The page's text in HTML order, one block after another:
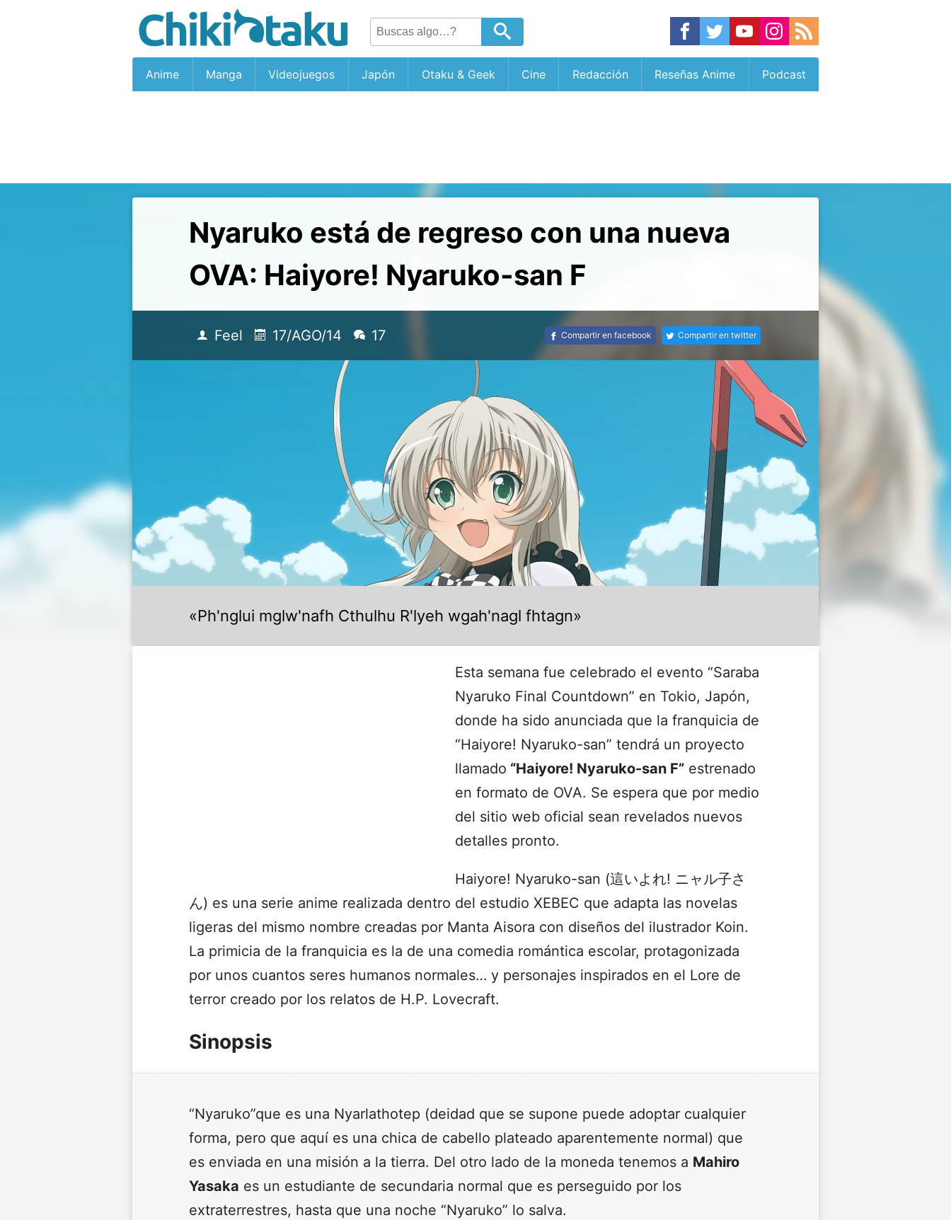
Anime Manga Videojuegos Japón Otaku & Geek Cine Redacción Reseñas Anime Podcast
Nyaruko está de regreso con una nueva
OVA: Haiyore! Nyaruko-san F
Feel 17/AGO/14 17 Compartir en facebook Compartir en twitter
«Ph'nglui mglw'nafh Cthulhu R'lyeh wgah'nagl fhtagn»
Esta semana fue celebrado el evento “Saraba
Nyaruko Final Countdown” en Tokio, Japón,
donde ha sido anunciada que la franquicia de
“Haiyore! Nyaruko-san” tendrá un proyecto
llamado “Haiyore! Nyaruko-san F” estrenado
en formato de OVA. Se espera que por medio
del sitio web oficial sean revelados nuevos
detalles pronto.
Haiyore! Nyaruko-san (這いよれ! ニャル子さ
ん) es una serie anime realizada dentro del estudio XEBEC que adapta las novelas
ligeras del mismo nombre creadas por Manta Aisora con diseños del ilustrador Koin.
La primicia de la franquicia es la de una comedia romántica escolar, protagonizada
por unos cuantos seres humanos normales… y personajes inspirados en el Lore de
terror creado por los relatos de H.P. Lovecraft.
Sinopsis
“Nyaruko”que es una Nyarlathotep (deidad que se supone puede adoptar cualquier
forma, pero que aquí es una chica de cabello plateado aparentemente normal) que
es enviada en una misión a la tierra. Del otro lado de la moneda tenemos a Mahiro
Yasaka es un estudiante de secundaria normal que es perseguido por los
extraterrestres, hasta que una noche “Nyaruko” lo salva.